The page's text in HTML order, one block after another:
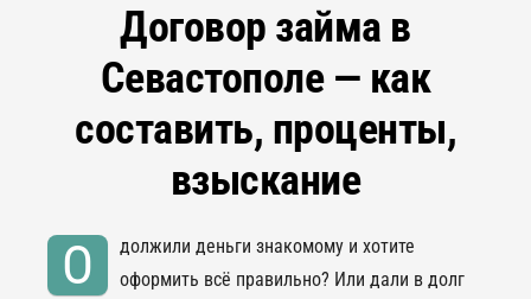
Договор займа в
Севастополе — как
составить, проценты,
взыскание
О
должили деньги знакомому и хотите
оформить всё правильно? Или дали в долг